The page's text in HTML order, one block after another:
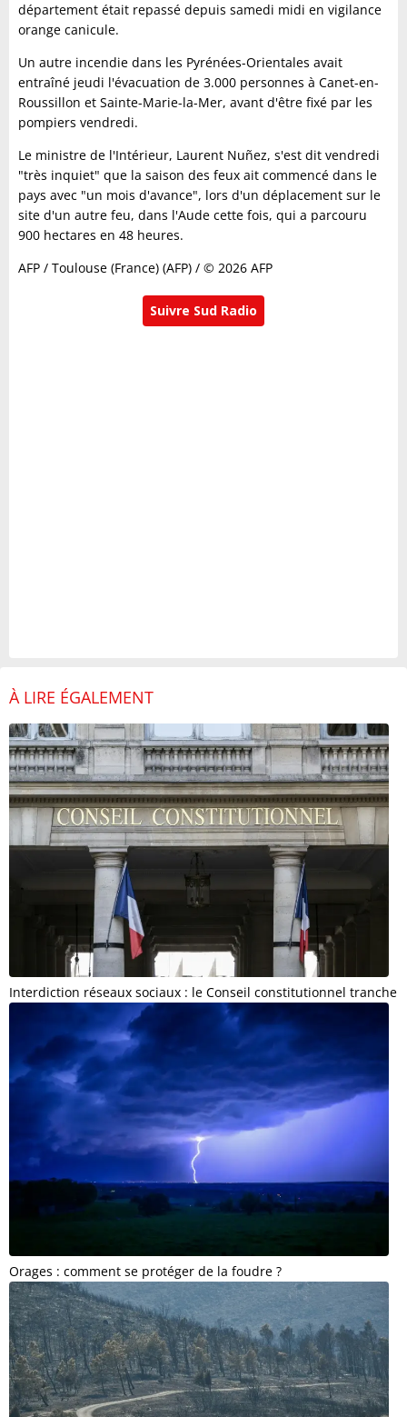
département était repassé depuis samedi midi en vigilance
orange canicule.
Un autre incendie dans les Pyrénées-Orientales avait
entraîné jeudi l'évacuation de 3.000 personnes à Canet-en-
Roussillon et Sainte-Marie-la-Mer, avant d'être fixé par les
pompiers vendredi.
Le ministre de l'Intérieur, Laurent Nuñez, s'est dit vendredi
"très inquiet" que la saison des feux ait commencé dans le
pays avec "un mois d'avance", lors d'un déplacement sur le
site d'un autre feu, dans l'Aude cette fois, qui a parcouru
900 hectares en 48 heures.
AFP / Toulouse (France) (AFP) / © 2026 AFP
Suivre Sud Radio
À LIRE ÉGALEMENT
Interdiction réseaux sociaux : le Conseil constitutionnel tranche
Orages : comment se protéger de la foudre ?